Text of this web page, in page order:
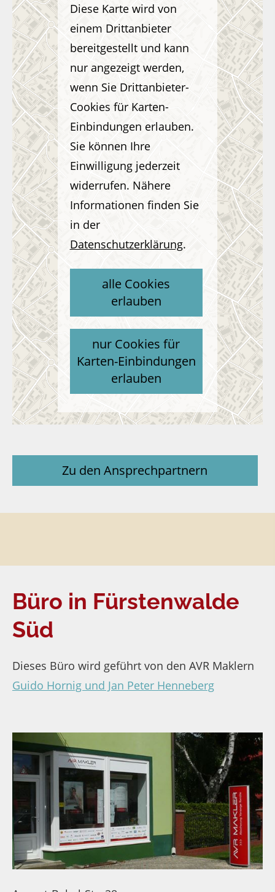
Diese Karte wird von
einem Drittanbieter
bereitgestellt und kann
nur angezeigt werden,
wenn Sie Drittanbieter-
Cookies für Karten-
Einbindungen erlauben.
Sie können Ihre
Einwilligung jederzeit
widerrufen. Nähere
Informationen finden Sie
in der
Datenschutzerklärung.
alle Cookies
erlauben
nur Cookies für
Karten-Einbindungen
erlauben
Zu den Ansprechpartnern
Büro in Fürstenwalde
Süd
Dieses Büro wird geführt von den AVR Maklern
Guido Hornig und Jan Peter Henneberg